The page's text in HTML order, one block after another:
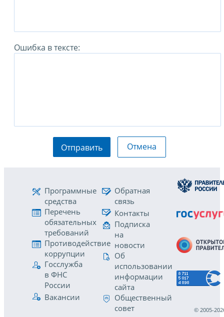
Ошибка в тексте:
Отправить Отмена
Программные
средства
Перечень
обязательных
требований
Противодействие
коррупции
Госслужба
в ФНС
России
Вакансии
Обратная
связь
Контакты
Подписка
на
новости
Об
использовании
информации
сайта
Общественный
совет
© 2005-